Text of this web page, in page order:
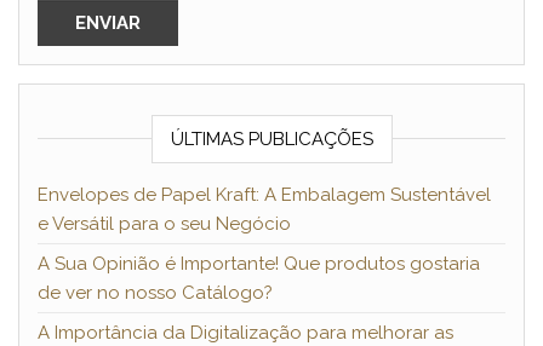
ÚLTIMAS PUBLICAÇÕES
Envelopes de Papel Kraft: A Embalagem Sustentável
e Versátil para o seu Negócio
A Sua Opinião é Importante! Que produtos gostaria
de ver no nosso Catálogo?
A Importância da Digitalização para melhorar as